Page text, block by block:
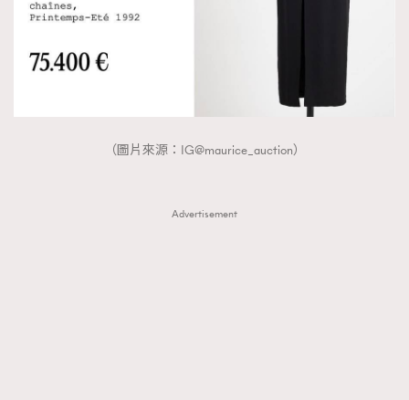
（圖片來源：IG@maurice_auction）
Advertisement